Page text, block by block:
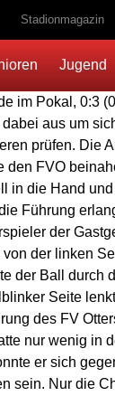
Stadionmagazin
Jugend
im Pokal, 0:3
aus um
prüfen. Die
den FVO
in die Hand
Führung
der
der linken
der Ball
Seite
des FV
nur wenig in
er sich
sein. Nur die